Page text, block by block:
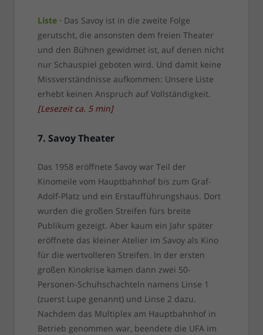
Liste · Das Savoy ist in die zweite Folge
gerutscht, die ansonsten dem freien Theater
und den Bühnen gewidmet ist, auf denen nicht
nur Schauspiel geboten wird. Und damit keine
Missverständnisse aufkommen: Unsere Liste
erhebt keinen Anspruch auf Vollständigkeit.
[Lesezeit ca. 5 min]
7. Savoy Theater
Das 1958 eröffnete Savoy war Teil der
Kinomeile vom Hauptbahnhof bis zum Graf-
Adolf-Platz und ein Erstaufführungshaus. Dort
wurden die großen Streifen fürs breite
Publikum gezeigt. Aber kaum ein Jahr später
eröffnete das kleiner Atelier im Savoy als Kino
für die wertvolleren Streifen. In der ersten
großen Kinokrise kamen dann zwei 50-
Personen-Schuhschachteln namens Linse 1
(zuerst Lupe genannt) und Linse 2 dazu.
Nachdem das Multiplex am Hauptbahnhof in
Betrieb genommen war, beendete die UFA im